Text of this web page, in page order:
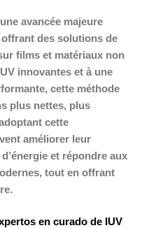
avancée majeure
offrant des solutions de
films et matériaux non
innovantes et à une
cette méthode
plus nettes, plus
cette
améliorer leur
et répondre aux
tout en offrant
en curado de IUV